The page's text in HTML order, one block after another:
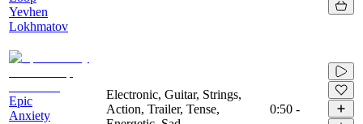
Yevhen
Lokhmatov
Epic
Anxiety
Electronic, Guitar, Strings,
Action, Trailer, Tense,
0:50 -